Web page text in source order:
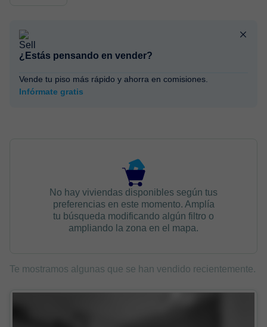
¿Estás pensando en vender?
Vende tu piso más rápido y ahorra en comisiones.
Infórmate gratis
No hay viviendas disponibles según tus
preferencias en este momento. Amplía
tu búsqueda modificando algún filtro o
ampliando la zona en el mapa.
Te mostramos algunas que se han vendido recientemente.